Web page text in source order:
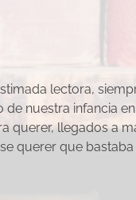
lectora,
de nuestra infancia
querer, llegados a
querer que bastaba